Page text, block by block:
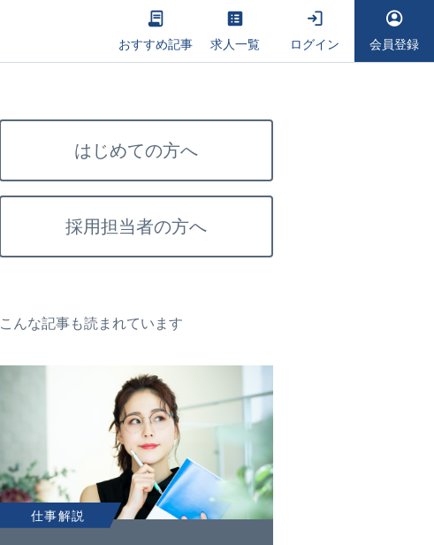
おすすめ記事 求人一覧 ログイン 会員登録
はじめての方へ
採用担当者の方へ
こんな記事も読まれています
仕事解説